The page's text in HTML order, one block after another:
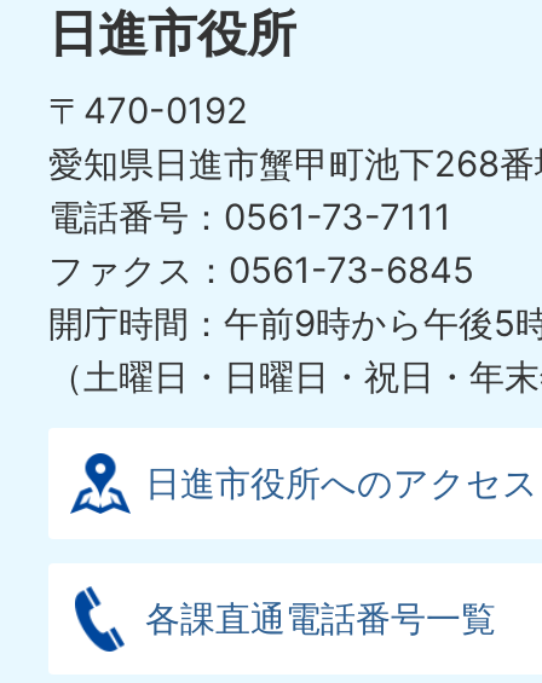
日進市役所
〒470-0192
愛知県日進市蟹甲町池下268
電話番号：0561-73-7111
ファクス：0561-73-6845
開庁時間：午前9時から午後5
（土曜日・日曜日・祝日・年
日進市役所へのアクセス
各課直通電話番号一覧